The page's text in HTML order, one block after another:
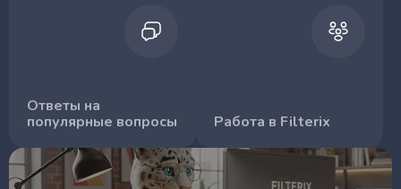
Ответы на
популярные вопросы
Работа в Filterix